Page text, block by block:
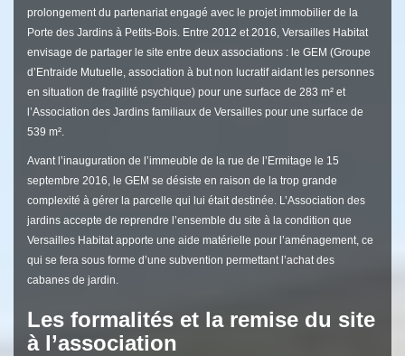
prolongement du partenariat engagé avec le projet immobilier de la
Porte des Jardins à Petits-Bois. Entre 2012 et 2016, Versailles Habitat
envisage de partager le site entre deux associations : le GEM (Groupe
d’Entraide Mutuelle, association à but non lucratif aidant les personnes
en situation de fragilité psychique) pour une surface de 283 m² et
l’Association des Jardins familiaux de Versailles pour une surface de
539 m².
Avant l’inauguration de l’immeuble de la rue de l’Ermitage le 15
septembre 2016, le GEM se désiste en raison de la trop grande
complexité à gérer la parcelle qui lui était destinée. L’Association des
jardins accepte de reprendre l’ensemble du site à la condition que
Versailles Habitat apporte une aide matérielle pour l’aménagement, ce
qui se fera sous forme d’une subvention permettant l’achat des
cabanes de jardin.
Les formalités et la remise du site
à l’association